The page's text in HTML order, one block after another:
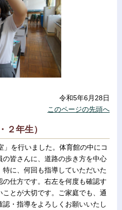
令和5年6月28日
このページの先頭へ
２年生）
」を行いました。体育館の中にコ
皆さんに、道路の歩き方を中心
に、何回も指導していただいた
仕方です。右左を何度も確認す
とが大切です。ご家庭でも、通
・指導をよろしくお願いいたし